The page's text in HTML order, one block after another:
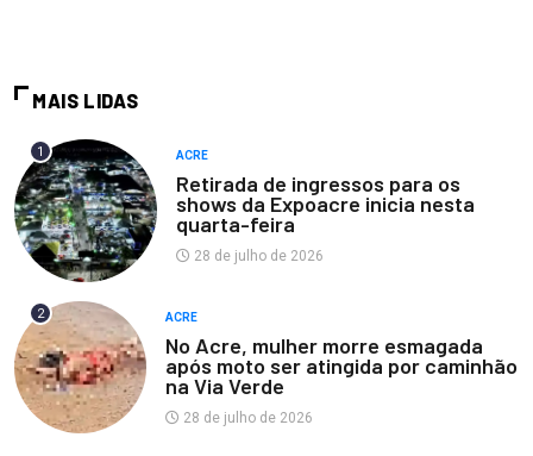
MAIS LIDAS
1 ACRE
Retirada de ingressos para os
shows da Expoacre inicia nesta
quarta-feira
28 de julho de 2026
2 ACRE
No Acre, mulher morre esmagada
após moto ser atingida por caminhão
na Via Verde
28 de julho de 2026